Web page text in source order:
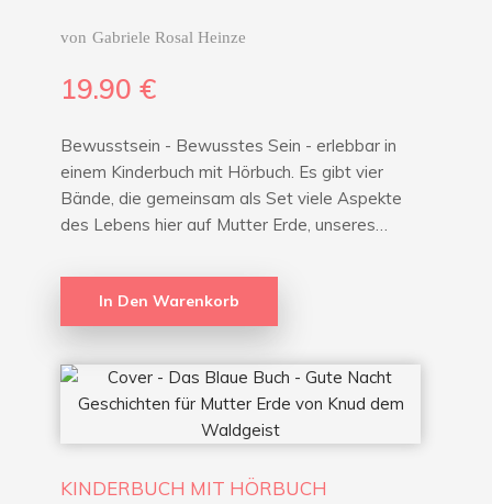
von Gabriele Rosal Heinze
19.90 €
Bewusstsein - Bewusstes Sein - erlebbar in
einem Kinderbuch mit Hörbuch. Es gibt vier
Bände, die gemeinsam als Set viele Aspekte
des Lebens hier auf Mutter Erde, unseres…
In Den Warenkorb
KINDERBUCH MIT HÖRBUCH